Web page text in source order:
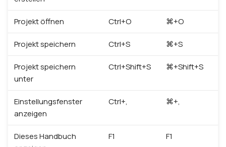
Projekt öffnen Ctrl+O ⌘+O
Projekt speichern Ctrl+S ⌘+S
Projekt speichern
unter
Ctrl+Shift+S ⌘+Shift+S
Einstellungsfenster
anzeigen
Ctrl+, ⌘+,
Dieses Handbuch
F1 F1